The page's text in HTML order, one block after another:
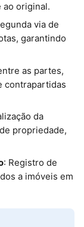
ao original.
via de
garantindo
as partes,
contrapartidas
da
propriedade,
: Registro de
a imóveis em